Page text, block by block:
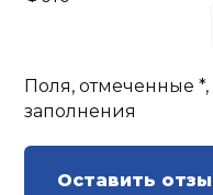
Поля, отмеченные
заполнения
Оставить